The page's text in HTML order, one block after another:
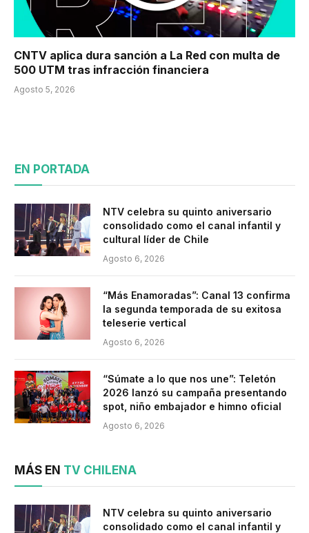
CNTV aplica dura sanción a La Red con multa de
500 UTM tras infracción financiera
Agosto 5, 2026
EN PORTADA
NTV celebra su quinto aniversario
consolidado como el canal infantil y
cultural líder de Chile
Agosto 6, 2026
“Más Enamoradas”: Canal 13 confirma
la segunda temporada de su exitosa
teleserie vertical
Agosto 6, 2026
“Súmate a lo que nos une”: Teletón
2026 lanzó su campaña presentando
spot, niño embajador e himno oficial
Agosto 6, 2026
MÁS EN TV CHILENA
NTV celebra su quinto aniversario
consolidado como el canal infantil y